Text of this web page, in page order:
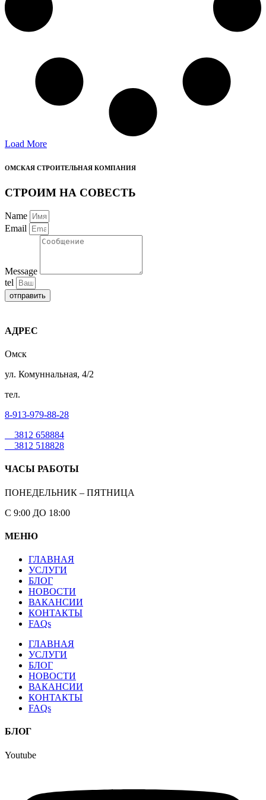
Load More
ОМСКАЯ СТРОИТЕЛЬНАЯ КОМПАНИЯ
СТРОИМ НА СОВЕСТЬ
Name
Email
Message
tel
отправить
АДРЕС
Омск
ул. Комуннальная, 4/2
тел.
8-913-979-88-28
3812 658884
3812 518828
ЧАСЫ РАБОТЫ
ПОНЕДЕЛЬНИК – ПЯТНИЦА
С 9:00 ДО 18:00
МЕНЮ
ГЛАВНАЯ
УСЛУГИ
БЛОГ
НОВОСТИ
ВАКАНСИИ
КОНТАКТЫ
FAQs
ГЛАВНАЯ
УСЛУГИ
БЛОГ
НОВОСТИ
ВАКАНСИИ
КОНТАКТЫ
FAQs
БЛОГ
Youtube